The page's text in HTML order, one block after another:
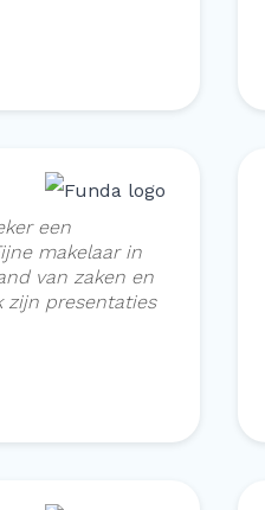
een
makelaar in
van zaken en
zijn presentaties